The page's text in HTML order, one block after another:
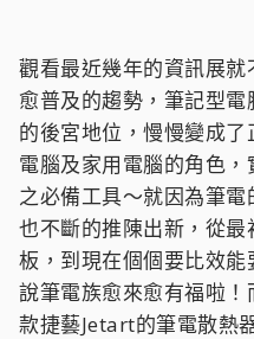
觀看最近幾年的資訊展
愈普及的趨勢，筆記型
的後宮地位，慢慢變成
電腦及家用電腦的角色
之必備工具～就因為筆
也不斷的推陳出新，從
板，到現在個個要比效
說筆電族愈來愈有福啦
款捷藝Jetart的筆電散熱